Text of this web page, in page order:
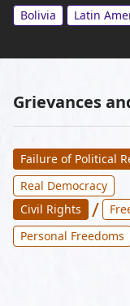
Bolivia Latin
Grievances
Failure of Political
Real Democracy
Civil Rights
/
Personal Freedoms